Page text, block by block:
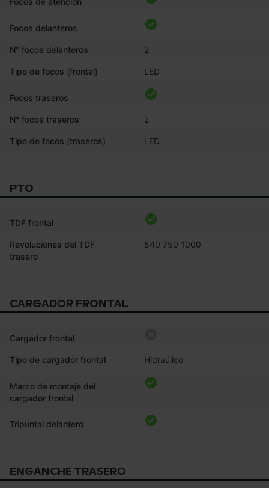
Focos delanteros
N° focos delanteros 2
Tipo de focos (frontal) LED
Focos traseros
N° focos traseros 2
Tipo de focos (traseros) LED
PTO
TDF frontal
Revoluciones del TDF
trasero
540 750 1000
CARGADOR FRONTAL
Cargador frontal
Tipo de cargador frontal Hidraúlico
Marco de montaje del
cargador frontal
Tripuntal delantero
ENGANCHE TRASERO